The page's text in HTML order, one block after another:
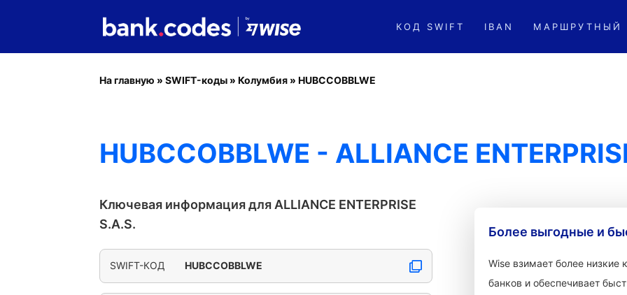
КОД SWIFT IBAN МАРШРУТНЫЙ
На главную » SWIFT-коды » Колумбия » HUBCCOBBLWE
HUBCCOBBLWE - ALLIANCE
Ключевая информация для ALLIANCE ENTERPRISE
S.A.S.
SWIFT-КОД HUBCCOBBLWE
Более выгодные и
Wise взимает более
банков и обеспечивает